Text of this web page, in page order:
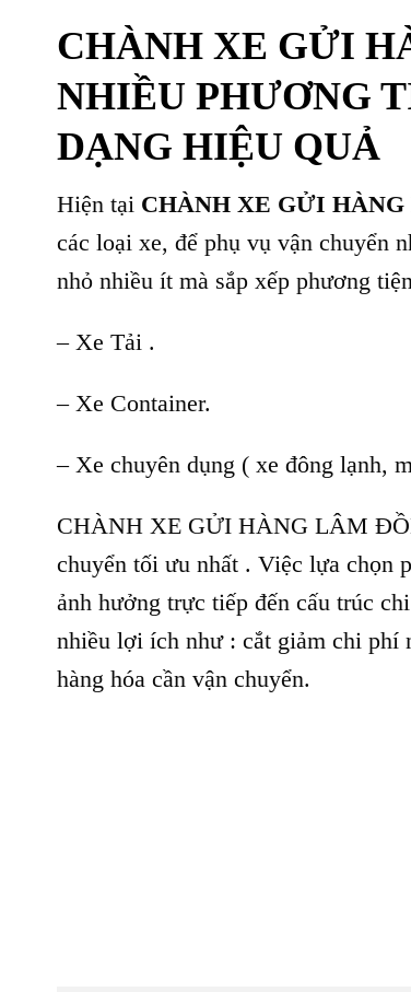
CHÀNH XE GỬI
NHIỀU PHƯƠNG
DẠNG HIỆU QUẢ
Hiện tại CHÀNH XE GỬI
các loại xe, để phụ vụ vận chuyển
nhỏ nhiều ít mà sắp xếp phương
– Xe Tải .
– Xe Container.
– Xe chuyên dụng ( xe đông lạnh,
CHÀNH XE GỬI HÀNG LÂM
chuyển tối ưu nhất . Việc lựa chọn
ảnh hưởng trực tiếp đến cấu trúc
nhiều lợi ích như : cắt giảm chi phí
hàng hóa cần vận chuyển.